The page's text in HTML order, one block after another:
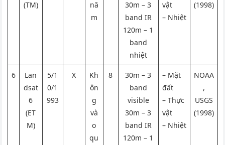
(TM)
nă
m
30m – 3
band IR
120m – 1
band
nhiệt
vật
– Nhiệt
(1998)
6
Lan
dsat
6
(ET
M)
5/1
0/1
993
X
Kh
ôn
g
và
o
qu
8
30m – 3
band
visible
30m – 3
band IR
120m – 1
– Mặt
đất
– Thực
vật
– Nhiệt
NOAA
,
USGS
(1998)